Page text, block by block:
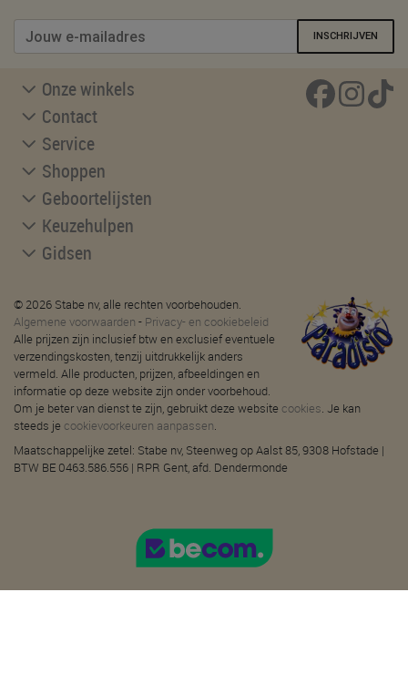
INSCHRIJVEN
Onze winkels
Contact
Service
Shoppen
Geboortelijsten
Keuzehulpen
Gidsen
© 2026 Stabe nv, alle rechten voorbehouden.
Algemene voorwaarden - Privacy- en cookiebeleid
Alle prijzen zijn inclusief btw en exclusief eventuele
verzendingskosten, tenzij uitdrukkelijk anders
vermeld. Alle producten, prijzen, afbeeldingen en
informatie op deze website zijn onder voorbehoud.
Om je beter van dienst te zijn, gebruikt deze website cookies. Je kan
steeds je cookievoorkeuren aanpassen.
Maatschappelijke zetel: Stabe nv, Steenweg op Aalst 85, 9308 Hofstade |
BTW BE 0463.586.556 | RPR Gent, afd. Dendermonde